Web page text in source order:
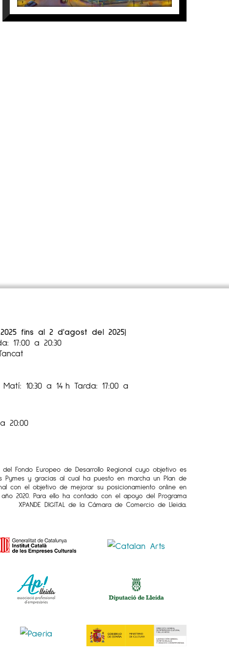
fins al 2 d'agost del 2025)
17:00 a 20:30
10:30 a 14 h Tarda: 17:00 a
20:00
Fondo Europeo de Desarrollo Regional cuyo objetivo es
Pymes y gracias al cual ha puesto en marcha un Plan de
con el objetivo de mejorar su posicionamiento online en
2020. Para ello ha contado con el apoyo del Programa
XPANDE DIGITAL de la Cámara de Comercio de Lleida.